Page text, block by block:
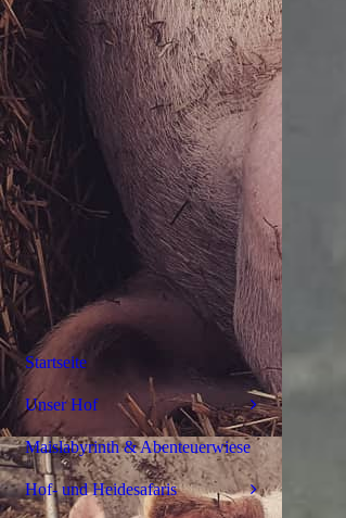
Startseite
Unser Hof
Maislabyrinth & Abenteuerwiese
Hof- und Heidesafaris